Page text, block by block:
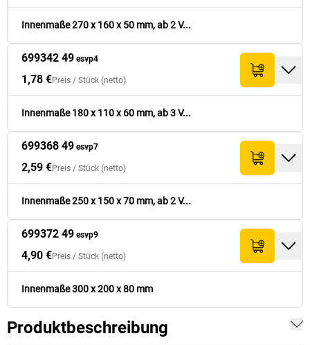
Innenmaße 270 x 160 x 50 mm, ab 2 V...
699342 49 esvp4
1,78 €Preis / Stück (netto)
Innenmaße 180 x 110 x 60 mm, ab 3 V...
699368 49 esvp7
2,59 €Preis / Stück (netto)
Innenmaße 250 x 150 x 70 mm, ab 2 V...
699372 49 esvp9
4,90 €Preis / Stück (netto)
Innenmaße 300 x 200 x 80 mm
Produktbeschreibung